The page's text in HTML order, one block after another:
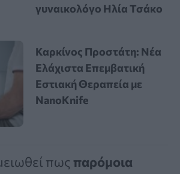
γυναικολόγο Ηλία Τσάκο
Καρκίνος Προστάτη: Νέα
Ελάχιστα Επεμβατική
Εστιακή Θεραπεία με
NanoKnife
πως παρόμοια